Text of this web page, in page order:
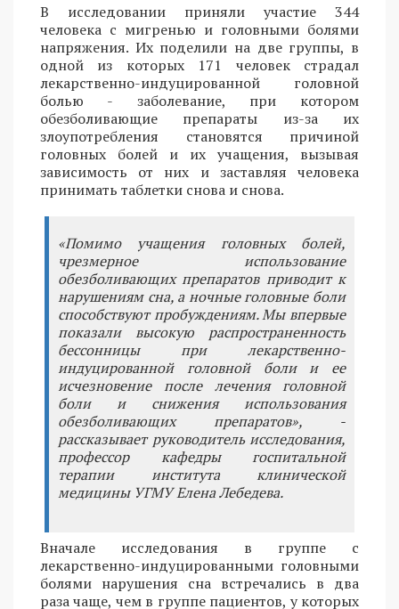
В исследовании приняли участие 344
человека с мигренью и головными болями
напряжения. Их поделили на две группы, в
одной из которых 171 человек страдал
лекарственно-индуцированной головной
болью - заболевание, при котором
обезболивающие препараты из-за их
злоупотребления становятся причиной
головных болей и их учащения, вызывая
зависимость от них и заставляя человека
принимать таблетки снова и снова.
«Помимо учащения головных болей,
чрезмерное использование
обезболивающих препаратов приводит к
нарушениям сна, а ночные головные боли
способствуют пробуждениям. Мы впервые
показали высокую распространенность
бессонницы при лекарственно-
индуцированной головной боли и ее
исчезновение после лечения головной
боли и снижения использования
обезболивающих препаратов», -
рассказывает руководитель исследования,
профессор кафедры госпитальной
терапии института клинической
медицины УГМУ Елена Лебедева.
Вначале исследования в группе с
лекарственно-индуцированными головными
болями нарушения сна встречались в два
раза чаще, чем в группе пациентов, у которых